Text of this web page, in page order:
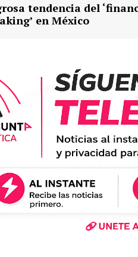
tendencia del
en México